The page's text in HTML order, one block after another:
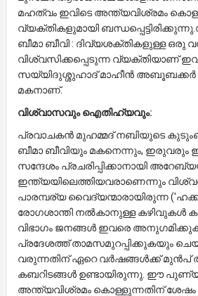
മഹത്വം ഇവിടെ അന്ത്യവിശ്രമം
വ്യക്തികളുമായി
ബീമാ ബീവി : ദിവ്യശക്തികളുള്ള ഒരു
വിശ്വസിക്കപ്പെടുന്ന വ്യക്തിയാണ്
​സയ്യിദുശ്ശുഹാദ് മാഹീൻ അബൂബക്കർ :
മകനാണ്.
വിശ്വാസവും ഐതിഹ്യവും:
​പ്രവാചകൻ മുഹമ്മദ് നബിയുടെ
ബീമാ ബീവിയും മകനെന്നും, ഇരുവരും
സന്ദേശം പ്രചരിപ്പിക്കാനായി
ഇന്ത്യയിലെത്തിയവരാണെന്നും
പാരമ്പര്യ വൈദ്യന്മാരായിരുന്ന
രോഗശാന്തി നൽകാനുള്ള കഴിവുകൾ
വിഭാഗം ജനങ്ങൾ ഇവരെ
പ്രദേശത്ത് താമസമുറപ്പിക്കുകയും
വരുന്നതിന് ഏറെ വർഷങ്ങൾക്ക് മുൻപ്
കബറിടങ്ങൾ ഉണ്ടായിരുന്നു. ഈ
അന്ത്യവിശ്രമം കൊള്ളുന്നതിന് ശേഷം